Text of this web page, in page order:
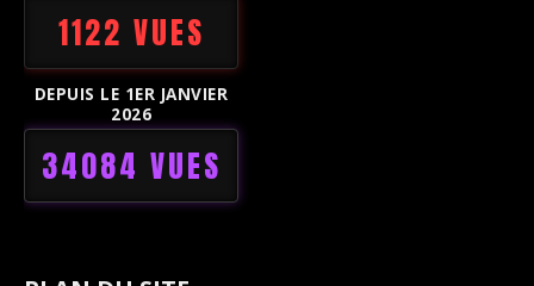
1122 VUES
DEPUIS LE 1ER JANVIER
2026
34084 VUES